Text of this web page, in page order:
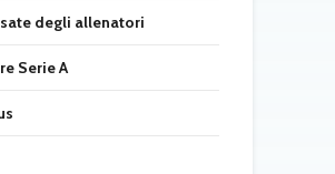
degli allenatori
Serie A